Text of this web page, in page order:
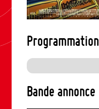
Programmation
Bande annonce